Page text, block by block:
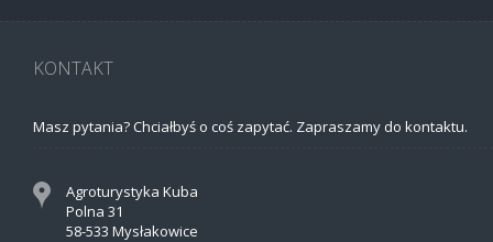
KONTAKT
Masz pytania? Chciałbyś o coś zapytać. Zapraszamy do kontaktu.
Agroturystyka Kuba
Polna 31
58-533 Mysłakowice